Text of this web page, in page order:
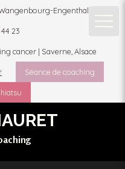
Engenthal
44 23
cancer | Saverne, Alsace
Séance de coaching